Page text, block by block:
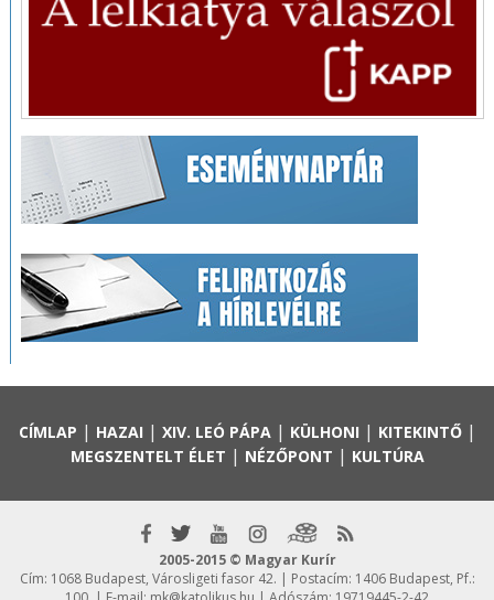
CÍMLAP | HAZAI | XIV. LEÓ PÁPA| KÜLHONI | KITEKINTŐ|
MEGSZENTELT ÉLET | NÉZŐPONT | KULTÚRA
2005-2015 © Magyar Kurír
Cím: 1068 Budapest, Városligeti fasor 42. | Postacím: 1406 Budapest, Pf.: